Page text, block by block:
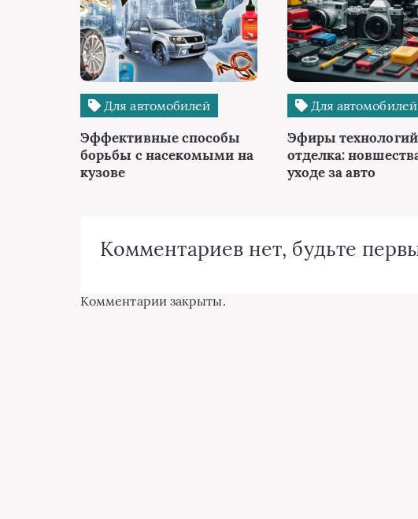
Для автомобилей
Эффективные способы
борьбы с насекомыми на
кузове
Для автомобилей
Эфиры
отделка:
уходе за авто
Комментариев нет, будьте
Комментарии закрыты.